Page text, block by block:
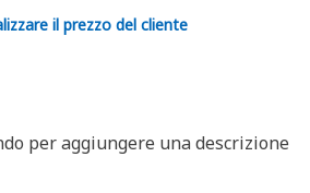
il prezzo del cliente
per aggiungere una descrizione